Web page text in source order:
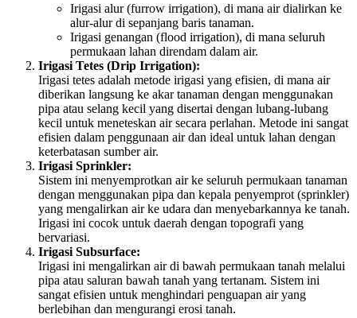
Irigasi alur (furrow irrigation), di mana air dialirkan ke
alur-alur di sepanjang baris tanaman.
Irigasi genangan (flood irrigation), di mana seluruh
permukaan lahan direndam dalam air.
Irigasi Tetes (Drip Irrigation):
Irigasi tetes adalah metode irigasi yang efisien, di mana air
diberikan langsung ke akar tanaman dengan menggunakan
pipa atau selang kecil yang disertai dengan lubang-lubang
kecil untuk meneteskan air secara perlahan. Metode ini sangat
efisien dalam penggunaan air dan ideal untuk lahan dengan
keterbatasan sumber air.
Irigasi Sprinkler:
Sistem ini menyemprotkan air ke seluruh permukaan tanaman
dengan menggunakan pipa dan kepala penyemprot (sprinkler)
yang mengalirkan air ke udara dan menyebarkannya ke tanah.
Irigasi ini cocok untuk daerah dengan topografi yang
bervariasi.
Irigasi Subsurface:
Irigasi ini mengalirkan air di bawah permukaan tanah melalui
pipa atau saluran bawah tanah yang tertanam. Sistem ini
sangat efisien untuk menghindari penguapan air yang
berlebihan dan mengurangi erosi tanah.